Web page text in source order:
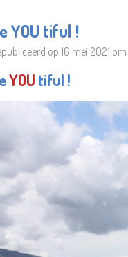
YOU tiful !
op 16 mei 2021
YOU tiful !